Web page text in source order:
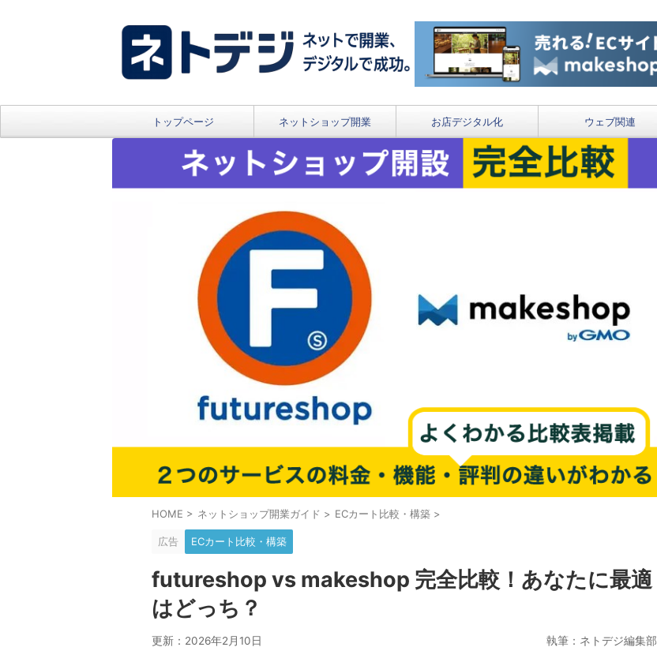
トップページ ネットショップ開業 お店デジタル化 ウェブ関連
HOME > ネットショップ開業ガイド > ECカート比較・構築 >
広告 ECカート比較・構築
futureshop vs makeshop 完全比較！あなたに最適
はどっち？
更新：2026年2月10日 執筆： ネトデジ編集部